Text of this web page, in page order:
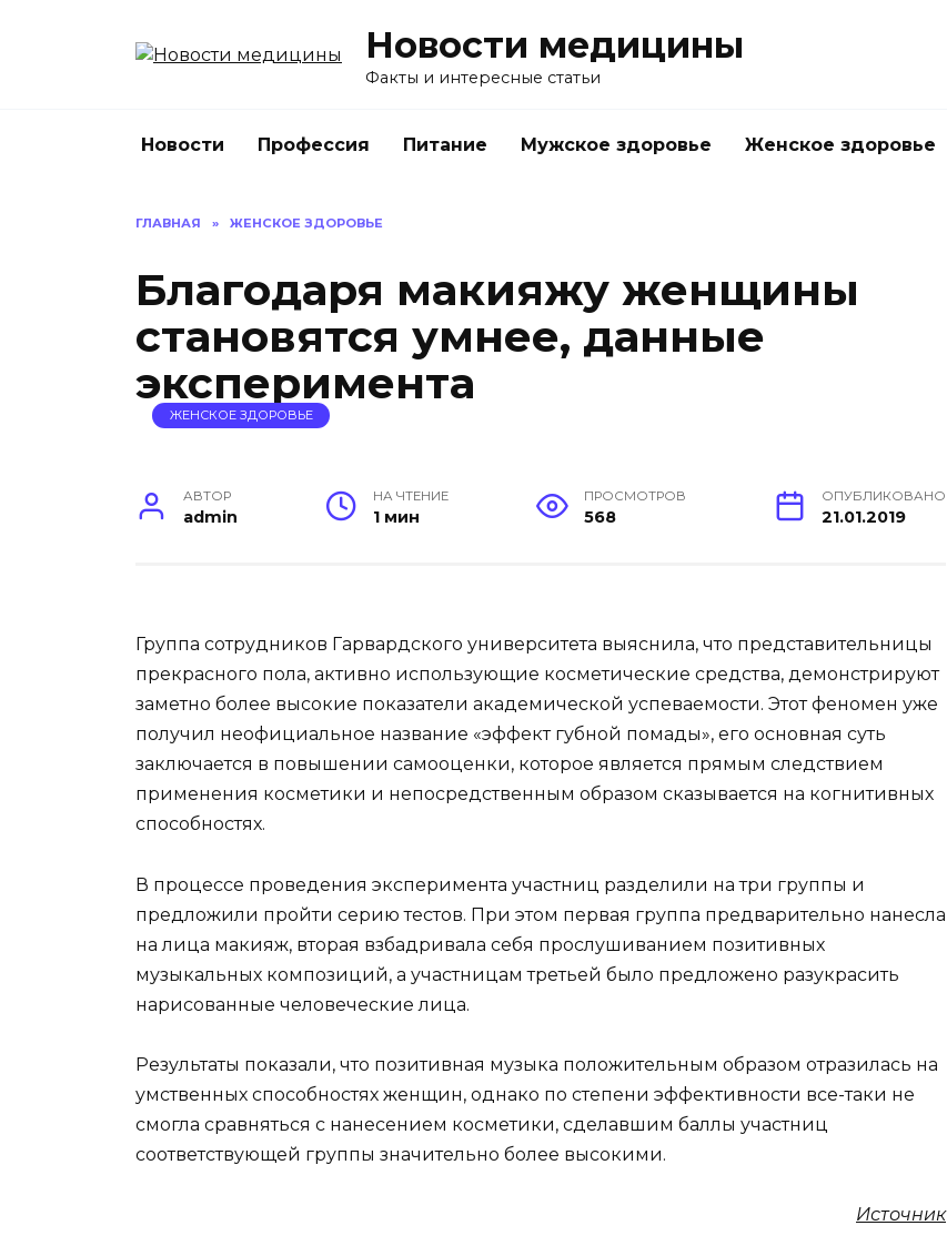
Новости медицины
Факты и интересные статьи
Новости Профессия Питание Мужское здоровье Женское здоровье
ГЛАВНАЯ » ЖЕНСКОЕ ЗДОРОВЬЕ
Благодаря макияжу женщины
становятся умнее, данные
эксперимента
ЖЕНСКОЕ ЗДОРОВЬЕ
АВТОР
admin
НА ЧТЕНИЕ
1 мин
ПРОСМОТРОВ
568
ОПУБЛИКОВАНО
21.01.2019
Группа сотрудников Гарвардского университета выяснила, что представительницы
прекрасного пола, активно использующие косметические средства, демонстрируют
заметно более высокие показатели академической успеваемости. Этот феномен уже
получил неофициальное название «эффект губной помады», его основная суть
заключается в повышении самооценки, которое является прямым следствием
применения косметики и непосредственным образом сказывается на когнитивных
способностях.
В процессе проведения эксперимента участниц разделили на три группы и
предложили пройти серию тестов. При этом первая группа предварительно нанесла
на лица макияж, вторая взбадривала себя прослушиванием позитивных
музыкальных композиций, а участницам третьей было предложено разукрасить
нарисованные человеческие лица.
Результаты показали, что позитивная музыка положительным образом отразилась на
умственных способностях женщин, однако по степени эффективности все-таки не
смогла сравняться с нанесением косметики, сделавшим баллы участниц
соответствующей группы значительно более высокими.
Источник